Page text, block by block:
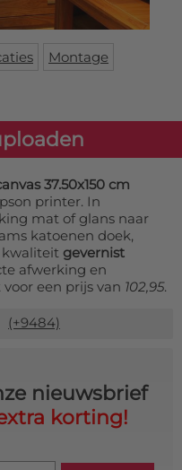
Montage
37.50x150 cm
printer. In
mat of glans naar
katoenen doek,
kwaliteit gevernist
afwerking en
een prijs van 102,95.
(+9484)
nieuwsbrief
korting!